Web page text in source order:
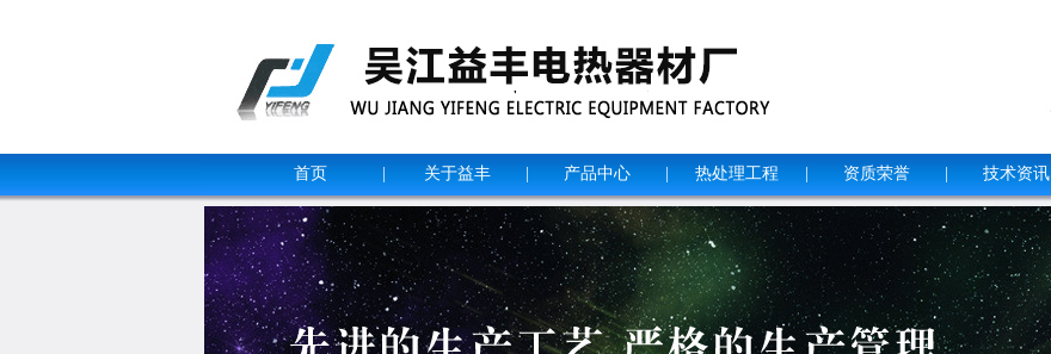
首页 关于益丰 产品中心 热处理工程 资质荣誉 技术资讯